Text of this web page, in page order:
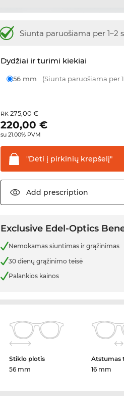
Siunta paruošiama per 1–2
Dydžiai ir turimi kiekiai
56 mm (Siunta paruošiama per
RK275,00 €
220,00 €
su 21.00% PVM
"Dėti į pirkinių krepšelį"
Add prescription
Exclusive Edel-Optics
Nemokamas siuntimas ir grąžinimas
30 dienų grąžinimo teisė
Palankios kainos
Stiklo plotis
56 mm
Atstumas
16 mm